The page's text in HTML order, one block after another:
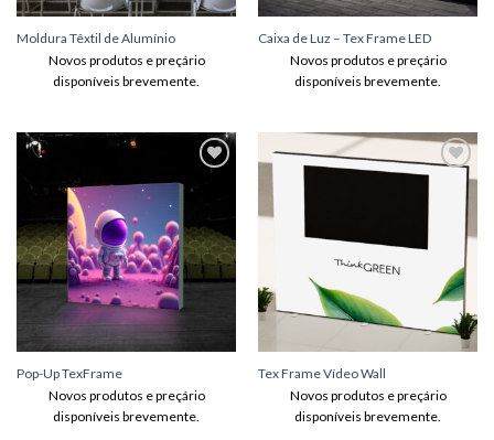
Moldura Têxtil de Alumínio
Novos produtos e preçário
disponíveis brevemente.
Caixa de Luz – Tex Frame LED
Novos produtos e preçário
disponíveis brevemente.
Adicionar
aos meus
Pop-Up TexFrame
Novos produtos e preçário
disponíveis brevemente.
Adicionar
aos meus
Tex Frame Vídeo Wall
Novos produtos e preçário
disponíveis brevemente.